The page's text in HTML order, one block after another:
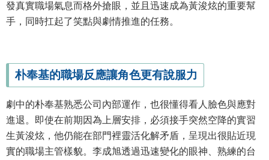
發真實職場氣息而格外搶眼，並且迅速成為黃浚炫的重要幫
手，同時扛起了笑點與劇情推進的任務。
朴奉基的職場反應讓角色更有說服力
劇中的朴奉基熟悉公司內部運作，也很懂得看人臉色與應對
進退。即使在前期因為上層安排，必須接手突然空降的實習
生黃浚炫，他仍能在部門裡靈活化解矛盾，呈現出很貼近現
實的職場主管樣貌。李成旭透過迅速變化的眼神、熟練的台